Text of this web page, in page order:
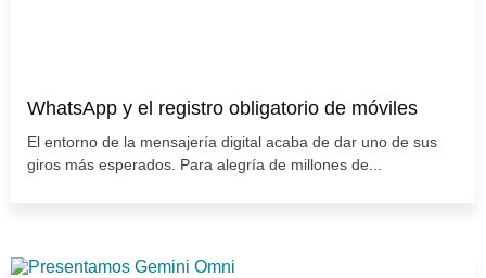
WhatsApp y el registro obligatorio de móviles
El entorno de la mensajería digital acaba de dar uno de sus
giros más esperados. Para alegría de millones de...